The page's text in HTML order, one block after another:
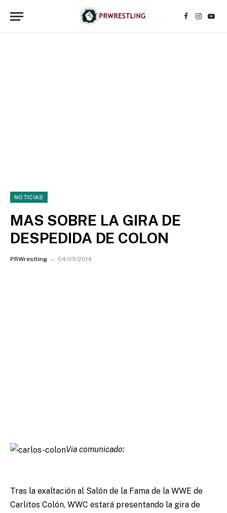
Facebook
NOTICIAS
MAS SOBRE LA GIRA DE
DESPEDIDA DE COLON
PRWrestling 04/09/2014
Via comunicado:
Tras la exaltación al Salón de la Fama de la WWE de
Carlitos Colón, WWC estará presentando la gira de